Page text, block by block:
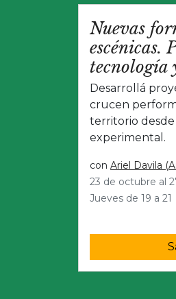
Nuevas
escénicas.
Desarrollá
crucen
territorio
experimental.
con Ariel Davila
23 de octubre al
Jueves de 19 a 21